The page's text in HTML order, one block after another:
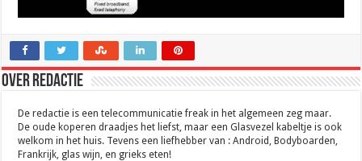
Over Redactie
De redactie is een telecommunicatie freak in het algemeen zeg maar.
De oude koperen draadjes het liefst, maar een Glasvezel kabeltje is ook
welkom in het huis. Tevens een liefhebber van : Android, Bodyboarden,
Frankrijk, glas wijn, en grieks eten!